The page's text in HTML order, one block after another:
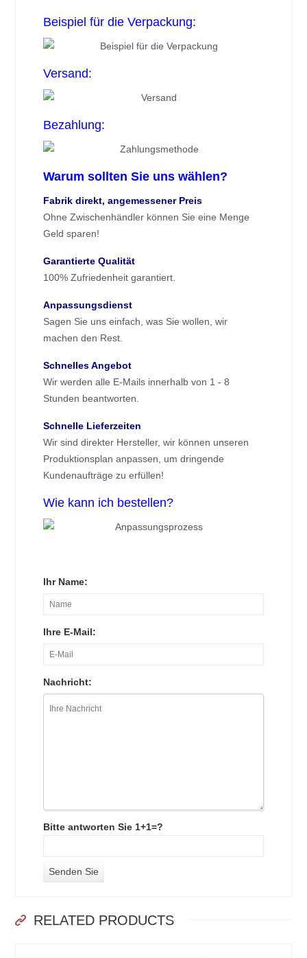
Beispiel für die Verpackung:
Versand:
Bezahlung:
Warum sollten Sie uns wählen?
Fabrik direkt, angemessener Preis
Ohne Zwischenhändler können Sie eine Menge
Geld sparen!
Garantierte Qualität
100% Zufriedenheit garantiert.
Anpassungsdienst
Sagen Sie uns einfach, was Sie wollen, wir
machen den Rest.
Schnelles Angebot
Wir werden alle E-Mails innerhalb von 1 - 8
Stunden beantworten.
Schnelle Lieferzeiten
Wir sind direkter Hersteller, wir können unseren
Produktionsplan anpassen, um dringende
Kundenaufträge zu erfüllen!
Wie kann ich bestellen?
Ihr Name:
Ihre E-Mail:
Nachricht:
Bitte antworten Sie 1+1=?
RELATED PRODUCTS